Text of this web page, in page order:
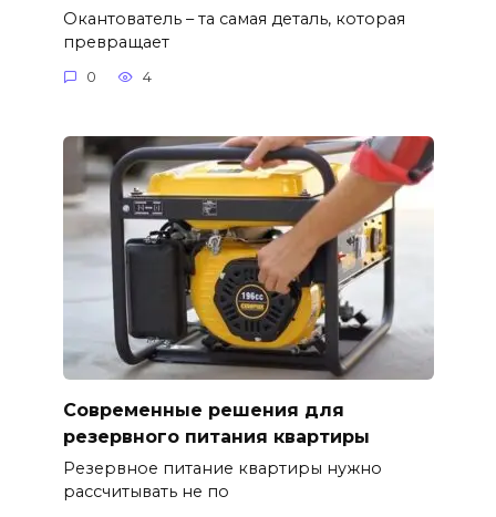
Окантователь – та самая деталь, которая
превращает
0 4
Современные решения для
резервного питания квартиры
Резервное питание квартиры нужно
рассчитывать не по